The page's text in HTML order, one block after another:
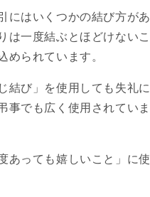
にはいくつかの結び方があ
は一度結ぶとほどけないこ
られています。
結び」を使用しても失礼に
事でも広く使用されていま
あっても嬉しいこと」に使